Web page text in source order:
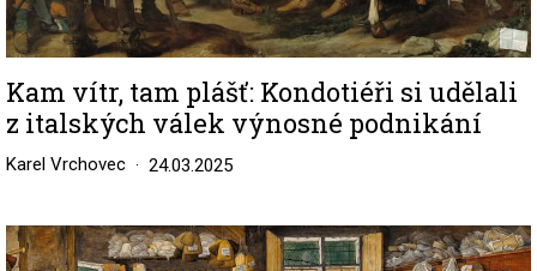
Kam vítr, tam plášť: Kondotiéři si udělali
z italských válek výnosné podnikání
Karel Vrchovec 24.03.2025
Image